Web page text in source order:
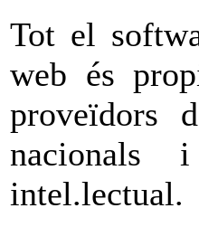
Tot el
web és
proveïdors
nacionals
intel.lectual.